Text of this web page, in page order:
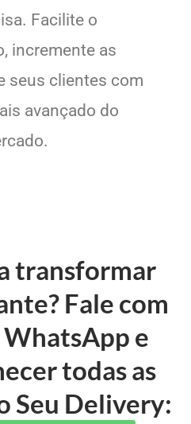
Facilite o
incremente as
seus clientes com
avançado do
transformar
Fale com
e
todas as
Seu Delivery: